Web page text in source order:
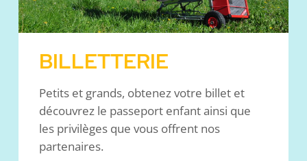
BILLETTERIE
Petits et grands, obtenez votre billet et
découvrez le passeport enfant ainsi que
les privilèges que vous offrent nos
partenaires.